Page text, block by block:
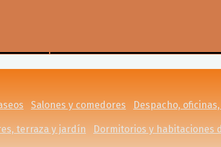
Salones y comedores Despacho,
terraza y jardín Dormitorios y habitaciones